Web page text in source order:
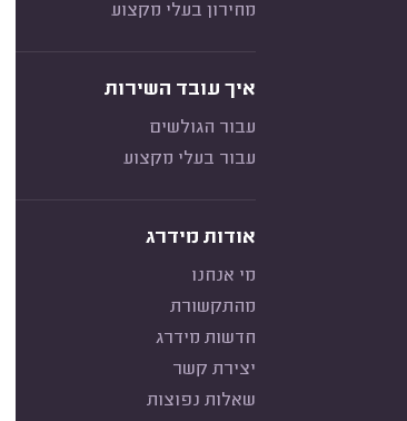
מחירון בעלי מקצוע
איך עובד השירות
עבור הגולשים
עבור בעלי מקצוע
אודות מידרג
מי אנחנו
מהתקשורת
חדשות מידרג
יצירת קשר
שאלות נפוצות